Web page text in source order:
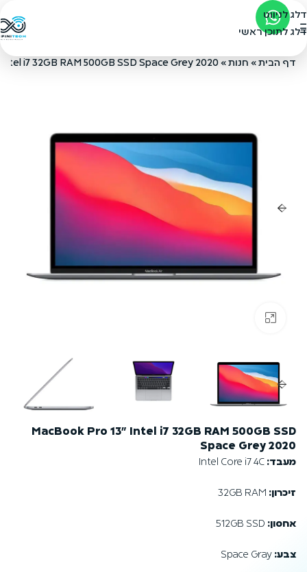
דלג לניווט
דלג לתוכן ראשי
דף הבית» חנות»
i7 32GB RAM 500GB SSD Space Grey 2020
MacBook Pro 13" Intel i7 32GB RAM 500GB SSD
Space Grey 2020
מעבד:
זיכרון:
אחסון:
צבע: